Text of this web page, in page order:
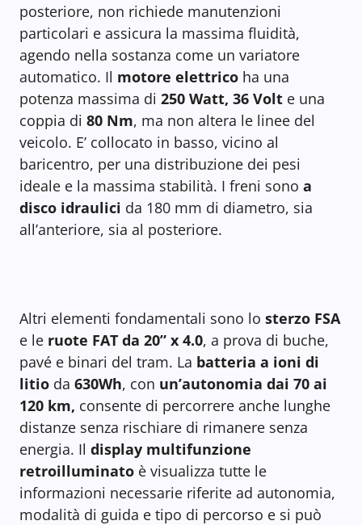
posteriore, non richiede manutenzioni
particolari e assicura la massima fluidità,
agendo nella sostanza come un variatore
automatico. Il motore elettrico ha una
potenza massima di 250 Watt, 36 Volt e una
coppia di 80 Nm, ma non altera le linee del
veicolo. E’ collocato in basso, vicino al
baricentro, per una distribuzione dei pesi
ideale e la massima stabilità. I freni sono a
disco idraulici da 180 mm di diametro, sia
all’anteriore, sia al posteriore.
Altri elementi fondamentali sono lo sterzo FSA
e le ruote FAT da 20” x 4.0, a prova di buche,
pavé e binari del tram. La batteria a ioni di
litio da 630Wh, con un’autonomia dai 70 ai
120 km, consente di percorrere anche lunghe
distanze senza rischiare di rimanere senza
energia. Il display multifunzione
retroilluminato è visualizza tutte le
informazioni necessarie riferite ad autonomia,
modalità di guida e tipo di percorso e si può